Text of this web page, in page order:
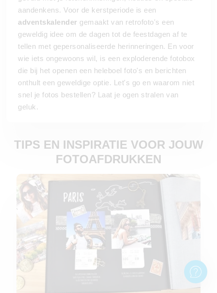
aandenkens. Voor de kerstperiode is een
adventskalender gemaakt van retrofoto's een
geweldig idee om de dagen tot de feestdagen af te
tellen met gepersonaliseerde herinneringen. En voor
wie iets ongewoons wil, is een exploderende fotobox
die bij het openen een heleboel foto's en berichten
onthult een geweldige optie. Let's go en waarom niet
snel je fotos bestellen? Laat je ogen stralen van
geluk.
TIPS EN INSPIRATIE VOOR JOUW
FOTOAFDRUKKEN
Scrapbooking eenvoudig uitgelegd